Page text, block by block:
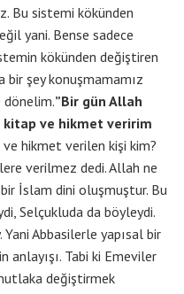
Bu sistemi kökünden
yani. Bense sadece
kökünden değiştiren
bir şey konuşmamamız
dönelim.”Bir gün Allah
kitap ve hikmet veririm
hikmet verilen kişi kim?
verilmez dedi. Allah ne
İslam dini oluşmuştur. Bu
Selçukluda da böyleydi.
Abbasilerle yapısal bir
anlayışı. Tabi ki Emeviler
değiştirmek